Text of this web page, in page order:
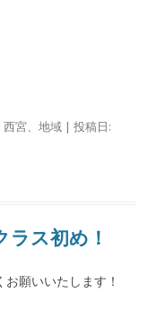
西宮、 地域 | 投稿日:
ラス初め！
願いいたします！